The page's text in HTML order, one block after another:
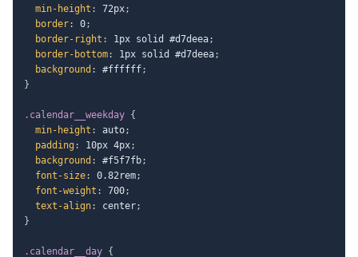
min-height : 72px;
border: 0;
border-right : 1px solid #d7deea;
border-bottom: 1px solid #d7deea;
background : #ffffff;
}
.calendar__weekday {
min-height : auto;
padding: 10px 4px;
background : #f5f7fb;
font-size: 0.82rem;
font-weight : 700;
text-align: center;
}
.calendar__day {